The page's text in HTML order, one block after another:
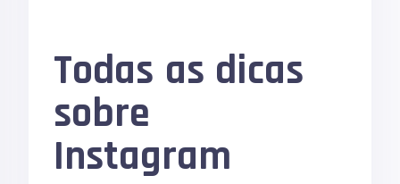
Todas as dicas
sobre
Instagram